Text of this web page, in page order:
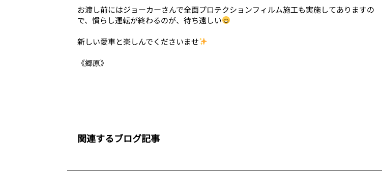
お渡し前にはジョーカーさんで全面プロテクションフィルム施工も実施してありますの
で、慣らし運転が終わるのが、待ち遠しい
新しい愛車と楽しんでくださいませ
《郷原》
関連するブログ記事